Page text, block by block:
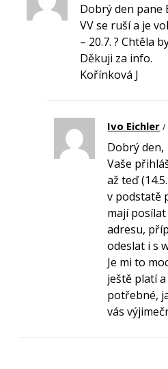
Dobrý den pane
VV se ruší a je
– 20.7. ? Chtěla
Děkuji za info.
Kořínková J
Ivo Eichler
Dobrý den,
Vaše
až teď
v podstatě
mají
adresu,
odeslat i s
Je mi to
ještě platí
potřebné,
vás